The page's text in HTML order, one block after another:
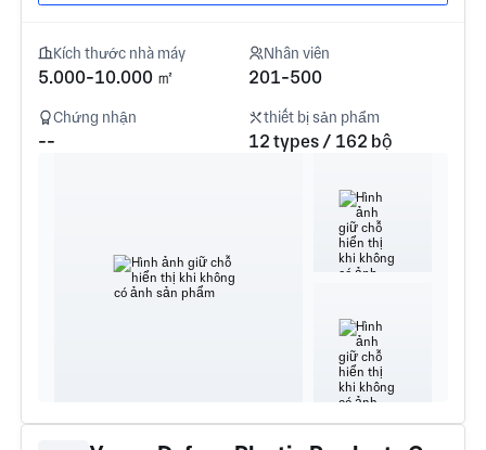
Kích thước nhà máy
5.000-10.000 ㎡
Nhân viên
201-500
Chứng nhận
--
thiết bị sản phẩm
12 types / 162 bộ